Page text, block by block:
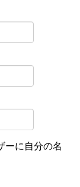
ーに自分の名